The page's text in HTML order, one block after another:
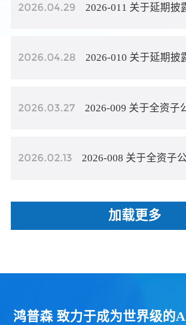
2026.04.29 2026-011 关于延期披露2025年年
2026.04.28 2026-010 关于延期披露2025年年
2026.03.27 2026-009 关于全资子公司的公司名称变更并完
2026.02.13 2026-008 关于全资子公司注册地址变更并完成
加载更多
鸿普森 致力于成为世界级的